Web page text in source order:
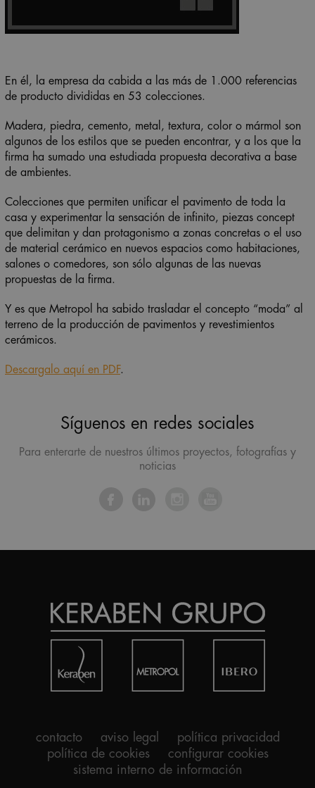
En él, la empresa da cabida a las más de 1.000 referencias
de producto divididas en 53 colecciones.
Madera, piedra, cemento, metal, textura, color o mármol son
algunos de los estilos que se pueden encontrar, y a los que la
firma ha sumado una estudiada propuesta decorativa a base
de ambientes.
Colecciones que permiten unificar el pavimento de toda la
casa y experimentar la sensación de infinito, piezas concept
que delimitan y dan protagonismo a zonas concretas o el uso
de material cerámico en nuevos espacios como habitaciones,
salones o comedores, son sólo algunas de las nuevas
propuestas de la firma.
Y es que Metropol ha sabido trasladar el concepto “moda” al
terreno de la producción de pavimentos y revestimientos
cerámicos.
Descargalo aquí en PDF.
Síguenos en redes sociales
Para enterarte de nuestros últimos proyectos, fotografías y
noticias
contacto aviso legal
política privacidad
política de cookies
configurar cookies
sistema interno de información